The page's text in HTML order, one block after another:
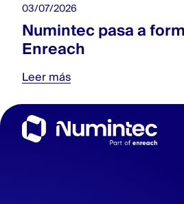
03/07/2026
Numintec pasa a
Enreach
Leer más